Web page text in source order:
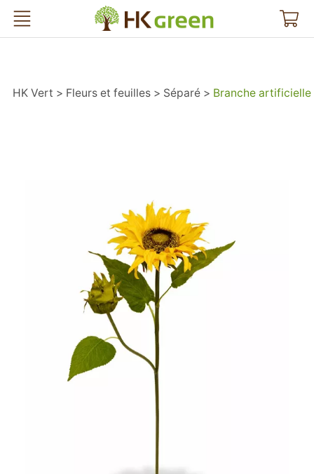
HK Vert
HK Vert Fleurs et feuilles Séparé Branche artificielle